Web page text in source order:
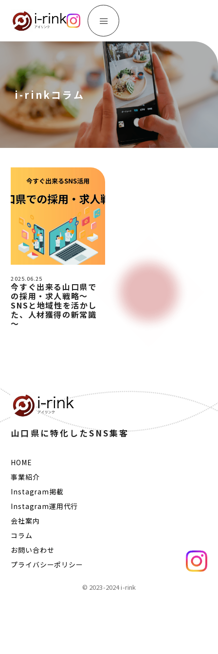
i-rinkコラム
2025.06.25
今すぐ出来る山口県で
の採用・求人戦略～
SNSと地域性を活かし
た、人材獲得の新常識
～
山口県に特化したSNS集客
HOME
事業紹介
Instagram掲載
Instagram運用代行
会社案内
コラム
お問い合わせ
プライバシーポリシー
© 2023-2024 i-rink